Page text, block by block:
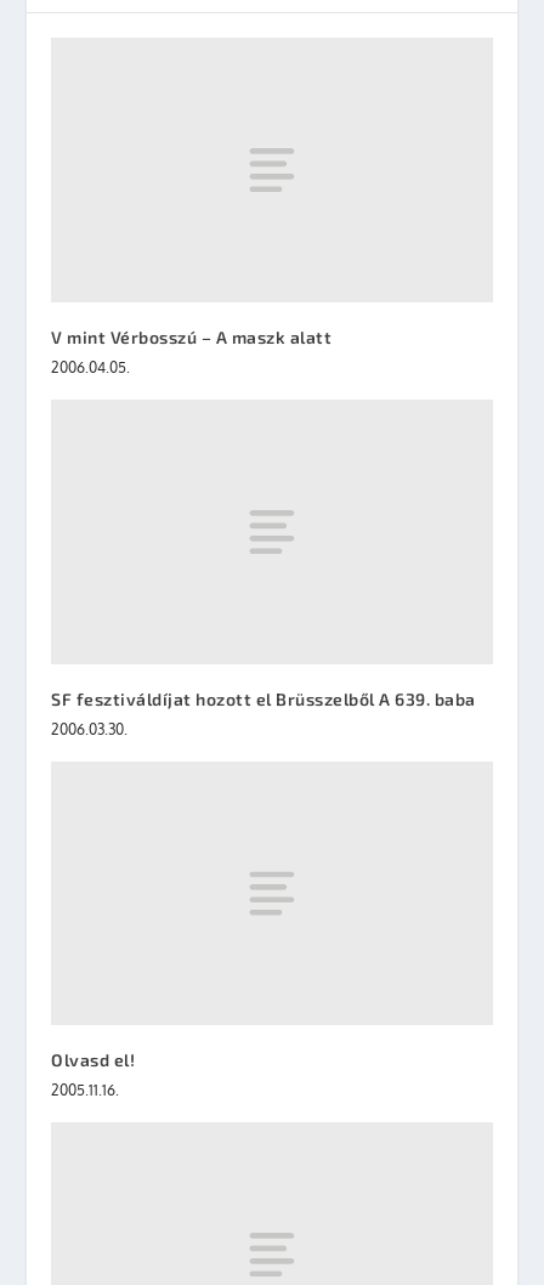
V mint Vérbosszú – A maszk alatt
2006.04.05.
SF fesztiváldíjat hozott el Brüsszelből A 639. baba
2006.03.30.
Olvasd el!
2005.11.16.